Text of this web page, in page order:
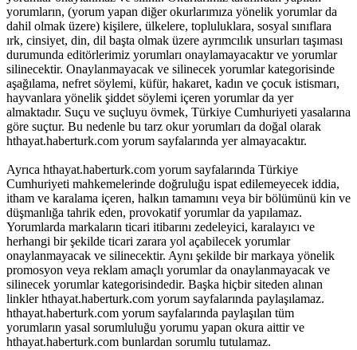
yorumların, (yorum yapan diğer okurlarımıza yönelik yorumlar da
dahil olmak üzere) kişilere, ülkelere, topluluklara, sosyal sınıflara
ırk, cinsiyet, din, dil başta olmak üzere ayrımcılık unsurları taşıması
durumunda editörlerimiz yorumları onaylamayacaktır ve yorumlar
silinecektir. Onaylanmayacak ve silinecek yorumlar kategorisinde
aşağılama, nefret söylemi, küfür, hakaret, kadın ve çocuk istismarı,
hayvanlara yönelik şiddet söylemi içeren yorumlar da yer
almaktadır. Suçu ve suçluyu övmek, Türkiye Cumhuriyeti yasalarına
göre suçtur. Bu nedenle bu tarz okur yorumları da doğal olarak
hthayat.haberturk.com yorum sayfalarında yer almayacaktır.
Ayrıca hthayat.haberturk.com yorum sayfalarında Türkiye
Cumhuriyeti mahkemelerinde doğruluğu ispat edilemeyecek iddia,
itham ve karalama içeren, halkın tamamını veya bir bölümünü kin ve
düşmanlığa tahrik eden, provokatif yorumlar da yapılamaz.
Yorumlarda markaların ticari itibarını zedeleyici, karalayıcı ve
herhangi bir şekilde ticari zarara yol açabilecek yorumlar
onaylanmayacak ve silinecektir. Aynı şekilde bir markaya yönelik
promosyon veya reklam amaçlı yorumlar da onaylanmayacak ve
silinecek yorumlar kategorisindedir. Başka hiçbir siteden alınan
linkler hthayat.haberturk.com yorum sayfalarında paylaşılamaz.
hthayat.haberturk.com yorum sayfalarında paylaşılan tüm
yorumların yasal sorumluluğu yorumu yapan okura aittir ve
hthayat.haberturk.com bunlardan sorumlu tutulamaz.